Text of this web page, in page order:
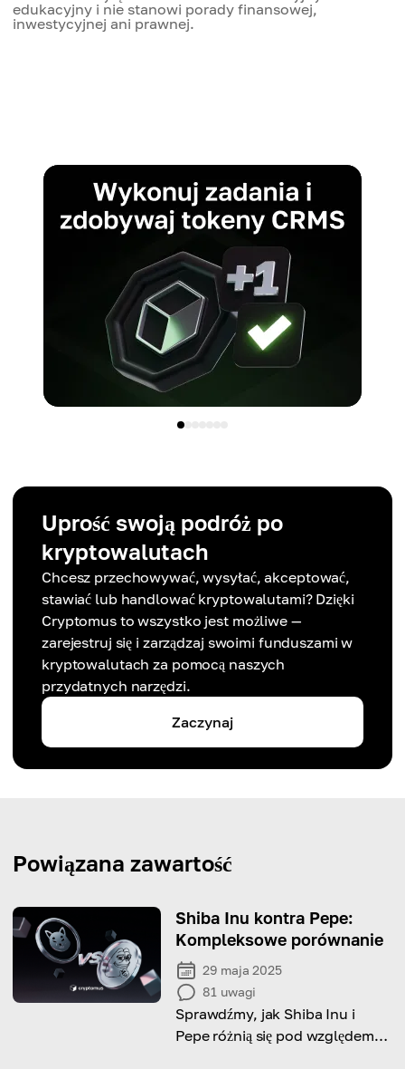
edukacyjny i nie stanowi porady finansowej,
inwestycyjnej ani prawnej.
Uprość swoją podróż po
kryptowalutach
Chcesz przechowywać, wysyłać, akceptować,
stawiać lub handlować kryptowalutami? Dzięki
Cryptomus to wszystko jest możliwe —
zarejestruj się i zarządzaj swoimi funduszami w
kryptowalutach za pomocą naszych
przydatnych narzędzi.
Zaczynaj
Powiązana zawartość
Shiba Inu kontra Pepe:
Kompleksowe porównanie
29 maja 2025
81 uwagi
Sprawdźmy, jak Shiba Inu i
Pepe różnią się pod względem